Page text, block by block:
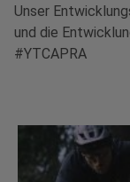
Unser
und die
#YTCAPRA